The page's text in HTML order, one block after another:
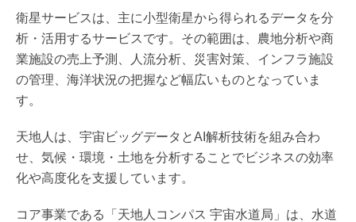
衛星サービスは、主に小型衛星から得られるデータを分
析・活用するサービスです。その範囲は、農地分析や商
業施設の売上予測、人流分析、災害対策、インフラ施設
の管理、海洋状況の把握など幅広いものとなっていま
す。
天地人は、宇宙ビッグデータとAI解析技術を組み合わ
せ、気候・環境・土地を分析することでビジネスの効率
化や高度化を支援しています。
コア事業である「天地人コンパス 宇宙水道局」は、水道